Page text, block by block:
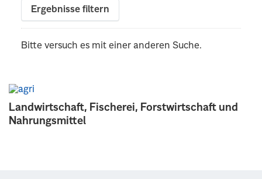
Landwirtschaft, Fischerei, Forstwirtschaft und
Nahrungsmittel
Ergebnisse filtern
Bitte versuch es mit einer anderen Suche.